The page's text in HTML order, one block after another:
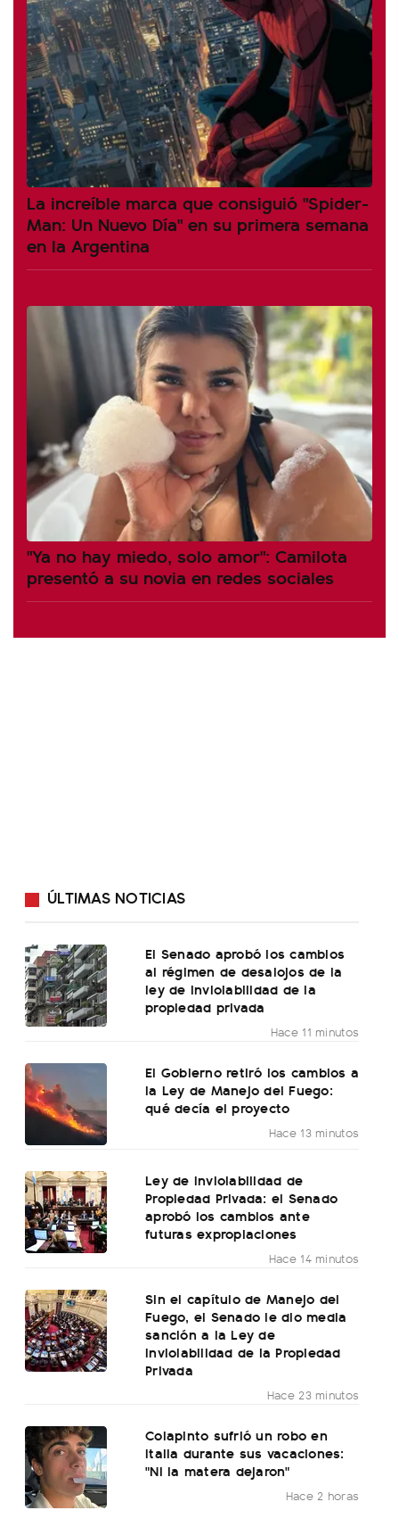
La increíble marca que consiguió "Spider-
Man: Un Nuevo Día" en su primera semana
en la Argentina
"Ya no hay miedo, solo amor": Camilota
presentó a su novia en redes sociales
ÚLTIMAS NOTICIAS
El Senado aprobó los cambios
al régimen de desalojos de la
ley de inviolabilidad de la
propiedad privada
Hace 11 minutos
El Gobierno retiró los cambios a
la Ley de Manejo del Fuego:
qué decía el proyecto
Hace 13 minutos
Ley de Inviolabilidad de
Propiedad Privada: el Senado
aprobó los cambios ante
futuras expropiaciones
Hace 14 minutos
Sin el capítulo de Manejo del
Fuego, el Senado le dio media
sanción a la Ley de
Inviolabilidad de la Propiedad
Privada
Hace 23 minutos
Colapinto sufrió un robo en
Italia durante sus vacaciones:
"Ni la matera dejaron"
Hace 2 horas